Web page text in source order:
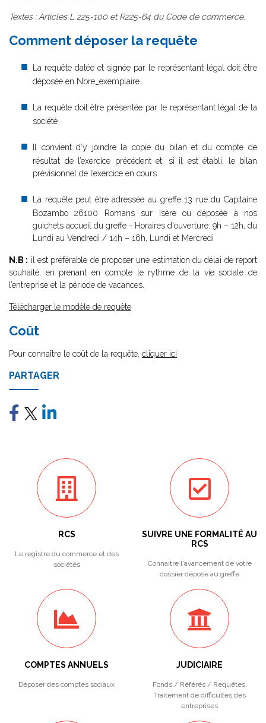
Textes : Articles L 225-100 et R225-64 du Code de commerce.
Comment déposer la requête
La requête datée et signée par le représentant légal doit être
déposée en Nbre_exemplaire.
La requête doit être présentée par le représentant légal de la
société
Il convient d’y joindre la copie du bilan et du compte de
résultat de l’exercice précédent et, si il est établi, le bilan
prévisionnel de l’exercice en cours
La requête peut être adressée au greffe 13 rue du Capitaine
Bozambo 26100 Romans sur Isère ou déposée à nos
guichets accueil du greffe - Horaires d'ouverture: 9h – 12h, du
Lundi au Vendredi / 14h – 16h, Lundi et Mercredi
N.B : il est préférable de proposer une estimation du délai de report
souhaité, en prenant en compte le rythme de la vie sociale de
l’entreprise et la période de vacances.
Télécharger le modèle de requête
Coût
Pour connaître le coût de la requête, cliquer ici
PARTAGER
RCS
Le registre du commerce et des
sociétés
SUIVRE UNE FORMALITÉ AU
RCS
Connaitre l'avancement de votre
dossier déposé au greffe
COMPTES ANNUELS
Déposer des comptes sociaux
JUDICIAIRE
Fonds / Référés / Requêtes.
Traitement de difficultés des
entreprises